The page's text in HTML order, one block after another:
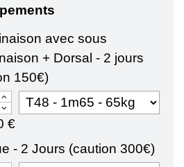
avec sous
+ Dorsal - 2 jours
150€)
€
- 2 Jours (caution 300€)